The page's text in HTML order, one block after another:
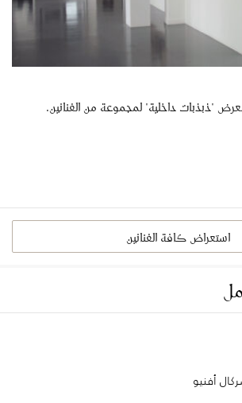
"ذبذبات داخلية" لمجموعة من الفنانين.
استعراض كافة الفنانين